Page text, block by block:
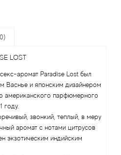
LOST
аромат Paradise Lost был
Васнье и японским дизайнером
американского парфюмерного
году.
звонкий, теплый, в меру
аромат с нотами цитрусов
экзотическим индийским